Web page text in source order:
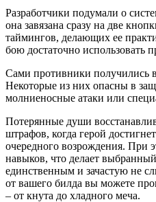
Разработчики подумали о
она завязана сразу на две
таймингов, делающих ее
бою достаточно использовать
Сами противники получились
Некоторые из них опасны в
молниеносные атаки или
Потерянные души
штрафов, когда герой
очередного возрождения. При
навыков, что делает
единственным и зачастую не
от вашего билда вы можете
– от кнута до хладного меча.